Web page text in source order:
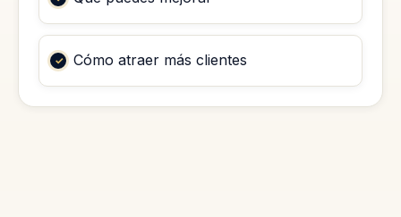
Cómo atraer más clientes